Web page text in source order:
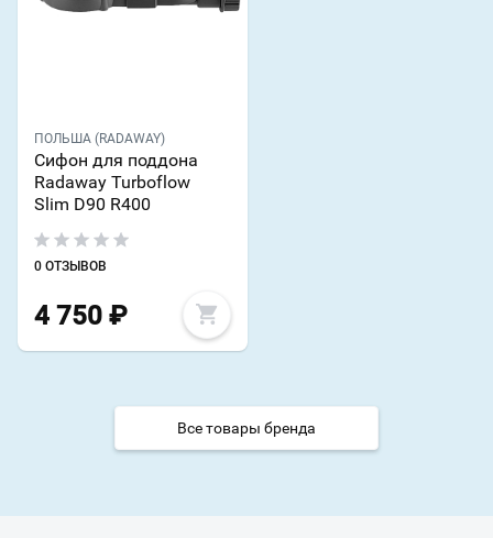
ПОЛЬША (RADAWAY)
Сифон для поддона
Radaway Turboflow
Slim D90 R400
0 ОТЗЫВОВ
4 750 ₽
Все товары бренда